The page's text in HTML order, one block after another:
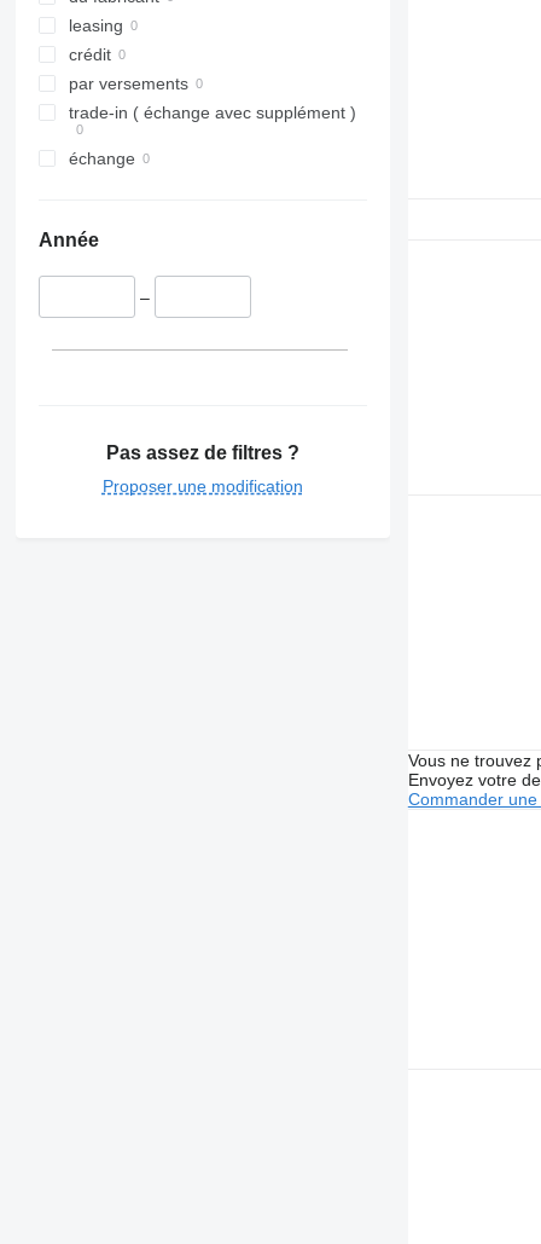
R620
R650
R660
R730
leasing
crédit
par versements
trade-in ( échange avec supplément )
échange
Année
–
Pas assez de filtres ?
Proposer une modification
Vous ne trouvez
Envoyez votre
Commander